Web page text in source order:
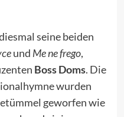
seine beiden
und Me ne frego,
Boss Doms. Die
wurden
geworfen wie